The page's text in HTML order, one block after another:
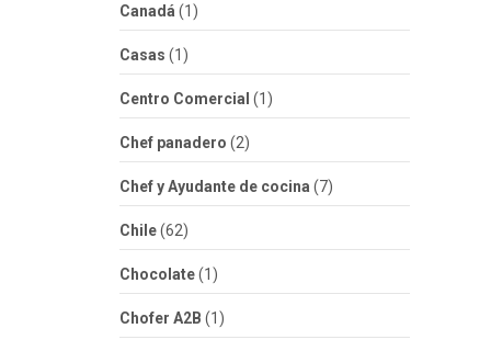
Canadá (1)
Casas (1)
Centro Comercial (1)
Chef panadero (2)
Chef y Ayudante de cocina (7)
Chile(62)
Chocolate(1)
Chofer A2B (1)